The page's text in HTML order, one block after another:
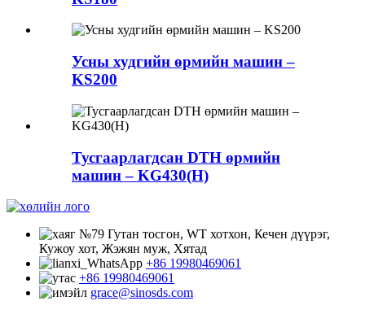
Усны худгийн өрмийн машин –
KS200
Тусгаарлагдсан DTH өрмийн
машин – KG430(H)
№79 Гутан тосгон, WT хотхон, Кечен дүүрэг,
Кужоу хот, Жэжян муж, Хятад
+86 19980469061
+86 19980469061
grace@sinosds.com